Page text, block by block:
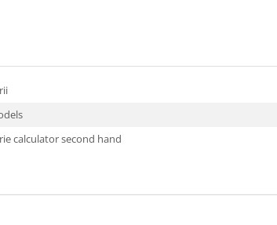
calculator second hand